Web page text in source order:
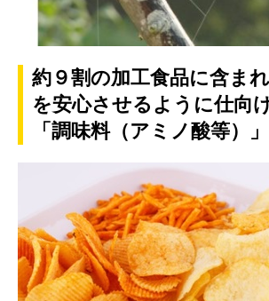
約９割の加工食品に含ま
を安心させるように仕向
「調味料（アミノ酸等）」